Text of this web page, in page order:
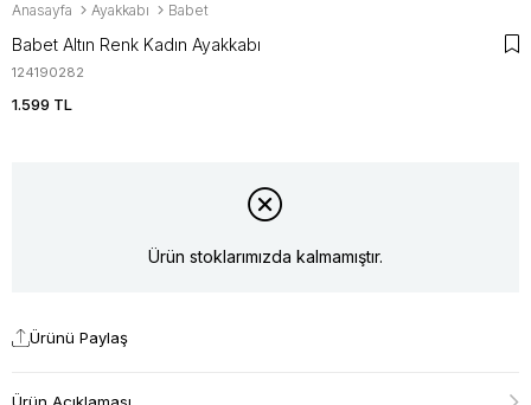
Anasayfa Ayakkabı Babet
Babet Altın Renk Kadın Ayakkabı
124190282
1.599 TL
Ürün stoklarımızda kalmamıştır.
Ürünü Paylaş
Ürün Açıklaması